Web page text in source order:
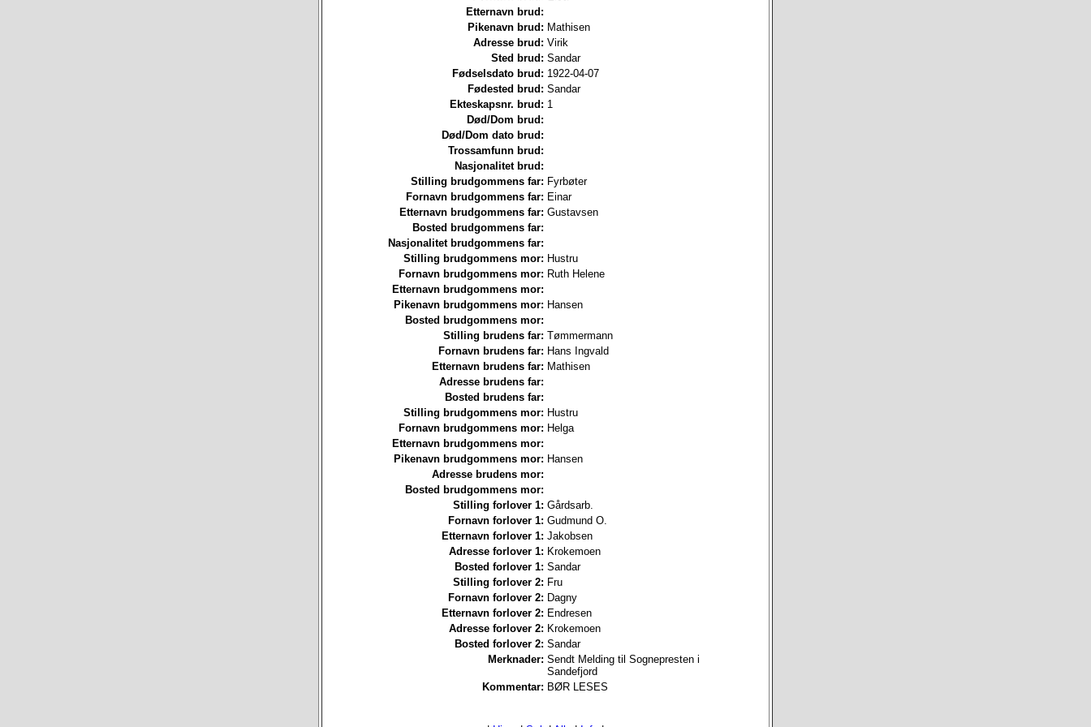
Etternavn brud:
Pikenavn brud: Mathisen
Adresse brud: Virik
Sted brud: Sandar
Fødselsdato brud: 1922-04-07
Fødested brud: Sandar
Ekteskapsnr. brud: 1
Død/Dom brud:
Død/Dom dato brud:
Trossamfunn brud:
Nasjonalitet brud:
Stilling brudgommens far: Fyrbøter
Fornavn brudgommens far: Einar
Etternavn brudgommens far: Gustavsen
Bosted brudgommens far:
Nasjonalitet brudgommens far:
Stilling brudgommens mor: Hustru
Fornavn brudgommens mor: Ruth Helene
Etternavn brudgommens mor:
Pikenavn brudgommens mor: Hansen
Bosted brudgommens mor:
Stilling brudens far: Tømmermann
Fornavn brudens far: Hans Ingvald
Etternavn brudens far: Mathisen
Adresse brudens far:
Bosted brudens far:
Stilling brudgommens mor: Hustru
Fornavn brudgommens mor: Helga
Etternavn brudgommens mor:
Pikenavn brudgommens mor: Hansen
Adresse brudens mor:
Bosted brudgommens mor:
Stilling forlover 1: Gårdsarb.
Fornavn forlover 1: Gudmund O.
Etternavn forlover 1: Jakobsen
Adresse forlover 1: Krokemoen
Bosted forlover 1: Sandar
Stilling forlover 2: Fru
Fornavn forlover 2: Dagny
Etternavn forlover 2: Endresen
Adresse forlover 2: Krokemoen
Bosted forlover 2: Sandar
Merknader: Sendt Melding til Sognepresten i
Sandefjord
Kommentar: BØR LESES